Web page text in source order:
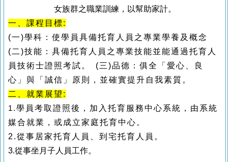
女族群之職業訓練，以幫助家計。
一、課程目標:
(一)學科：使學員具備托育人員之專業學養及概念
( 二)技能：具備托育人員之專業技能並能通過托育人
員技術士證照考試。 (三)品德：俱全「愛心、良
心」與「誠信」原則，並確實提升自我素質。
二、就業展望:
1.學員考取證照後，加入托育服務中心系統，由系統
媒合就業，或成立家庭托育中心。
2.從事居家托育人員、到宅托育人員。
3.從事坐月子人員工作。